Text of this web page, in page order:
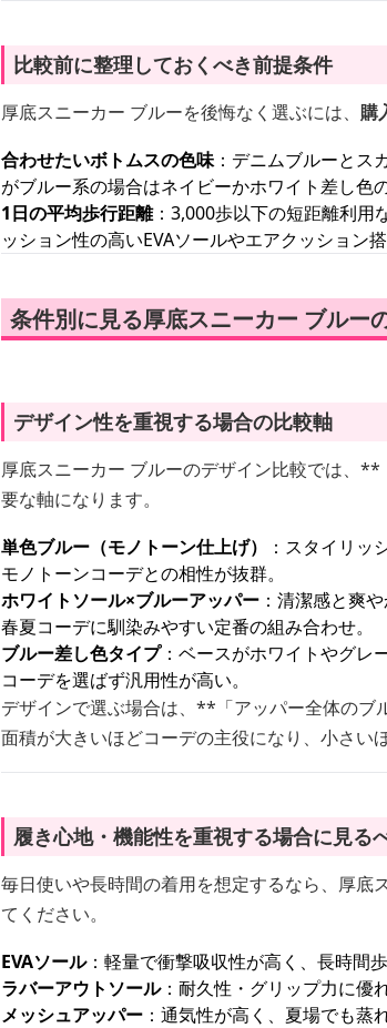
比較前に整理しておくべき前提条件
厚底スニーカー ブルーを後悔なく選ぶには、 購
合わせたいボトムスの色味：デニムブルーとス
がブルー系の場合はネイビーかホワイト差し色
1日の平均歩行距離：3,000歩以下の短距離利用
ッション性の高いEVAソールやエアクッション
条件別に見る厚底スニーカー ブルー
デザイン性を重視する場合の比較軸
厚底スニーカー ブルーのデザイン比較では、
要な軸になります。
単色ブルー（モノトーン仕上げ）
：スタイリッ
モノトーンコーデとの相性が抜群。
ホワイトソール×ブルーアッパー ：清潔感と爽や
春夏コーデに馴染みやすい定番の組み合わせ。
ブルー差し色タイプ：ベースがホワイトやグレ
コーデを選ばず汎用性が高い。
デザインで選ぶ場合は、**「アッパー全体のブ
面積が大きいほどコーデの主役になり、小さい
履き心地・機能性を重視する場合に見る
毎日使いや長時間の着用を想定するなら、厚底
てください。
EVAソール：軽量で衝撃吸収性が高く、長時間
ラバーアウトソール：耐久性・グリップ力に優
メッシュアッパー ：通気性が高く、夏場でも蒸